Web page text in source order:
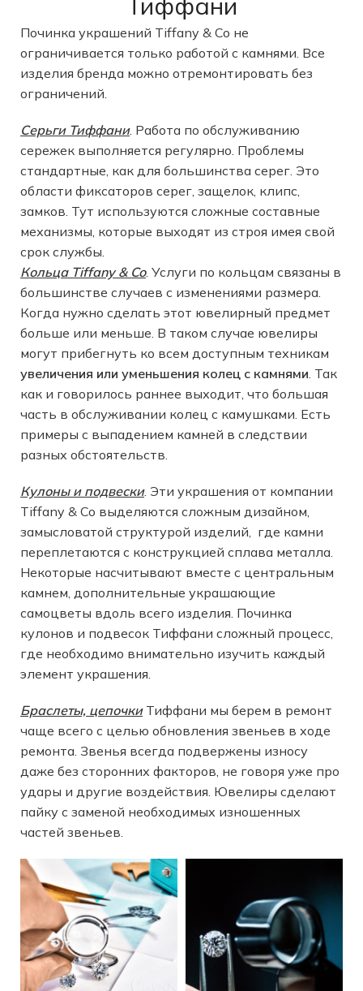
Починка украшений Tiffany & Co не
ограничивается только работой с камнями. Все
изделия бренда можно отремонтировать без
ограничений.
Серьги Тиффани. Работа по обслуживанию
сережек выполняется регулярно. Проблемы
стандартные, как для большинства серег. Это
области фиксаторов серег, защелок, клипс,
замков. Тут используются сложные составные
механизмы, которые выходят из строя имея свой
срок службы.
Кольца Tiffany & Co. Услуги по кольцам связаны в
большинстве случаев с изменениями размера.
Когда нужно сделать этот ювелирный предмет
больше или меньше. В таком случае ювелиры
могут прибегнуть ко всем доступным техникам
увеличения или уменьшения колец с камнями . Так
как и говорилось раннее выходит, что большая
часть в обслуживании колец с камушками. Есть
примеры с выпадением камней в следствии
разных обстоятельств.
Кулоны и подвески. Эти украшения от компании
Tiffany & Co выделяются сложным дизайном,
замысловатой структурой изделий, где камни
переплетаются с конструкцией сплава металла.
Некоторые насчитывают вместе с центральным
камнем, дополнительные украшающие
самоцветы вдоль всего изделия. Починка
кулонов и подвесок Тиффани сложный процесс,
где необходимо внимательно изучить каждый
элемент украшения.
Браслеты, цепочкиТиффани мы берем в ремонт
чаще всего с целью обновления звеньев в ходе
ремонта. Звенья всегда подвержены износу
даже без сторонних факторов, не говоря уже про
удары и другие воздействия. Ювелиры сделают
пайку с заменой необходимых изношенных
частей звеньев.